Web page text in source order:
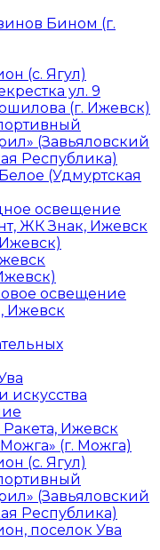
Бином (г.
(с. Ягул)
ул. 9
(г. Ижевск)
(Завьяловский
Республика)
(Удмуртская
освещение
ЖК Знак, Ижевск
освещение
Ижевск
искусства
Ижевск
(г. Можга)
(с. Ягул)
(Завьяловский
Республика)
поселок Ува